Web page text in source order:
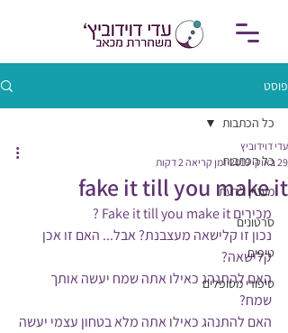
פוסט
כל הכתבות
מעניין לדעת
סרטונים
טיפים
סיפורי מטופלים
כל הכתבות
fake it till you make it
עדי דוידוביץ
29 באוק׳ 2019
זמן קריאה 2 דקות
מכירים Fake it till you make it ?
נכון זו קלישאה מעצבנת? אבל... האם זו אכן
קלישאה?
האם להתנהג כאילו אתה שמח יעשה אותך
שמח?
האם להתנהג כאילו אתה מלא בטחון עצמי יעשה